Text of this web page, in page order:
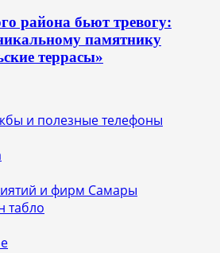
района бьют тревогу:
памятнику
террасы»
и полезные телефоны
и фирм Самары
табло